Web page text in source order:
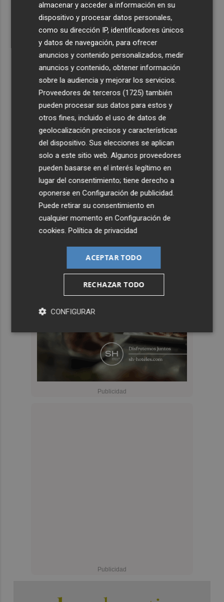
almacenar y acceder a información en su
dispositivo y procesar datos personales,
como su dirección IP, identificadores únicos
y datos de navegación, para ofrecer
anuncios y contenido personalizados, medir
anuncios y contenido, obtener información
sobre la audiencia y mejorar los servicios.
Proveedores de terceros (1725) también
pueden procesar sus datos para estos y
otros fines, incluido el uso de datos de
geolocalización precisos y características
del dispositivo. Sus elecciones se aplican
solo a este sitio web. Algunos proveedores
pueden basarse en el interés legítimo en
lugar del consentimiento; tiene derecho a
oponerse enConfiguración de publicidad
Puede retirar su consentimiento en
cualquier momento enConfiguración de
cookies .Política de privacidad
ACEPTAR TODO
RECHAZAR TODO
CONFIGURAR